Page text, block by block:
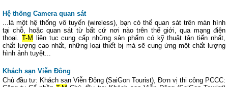
Hệ thống Camera quan sát
...là một hệ thống vô tuyến (wireless), bạn có thể quan sát trên màn hình
tại chỗ, hoặc quan sát từ bất cứ nơi nào trên thế giới, qua mạng điện
thoại. T-M
liên tục cung cấp những sản phẩm có kỹ thuật tân tiến nhất,
chất lượng cao nhất, những loại thiết bị mà sẽ cung ứng một chất lượng
hình ảnh tuyệt...
Khách sạn Viễn Đông
Chủ đầu tư: Khách sạn Viễn Đông (SaiGon Tourist), Đơn vị thi công PCCC: